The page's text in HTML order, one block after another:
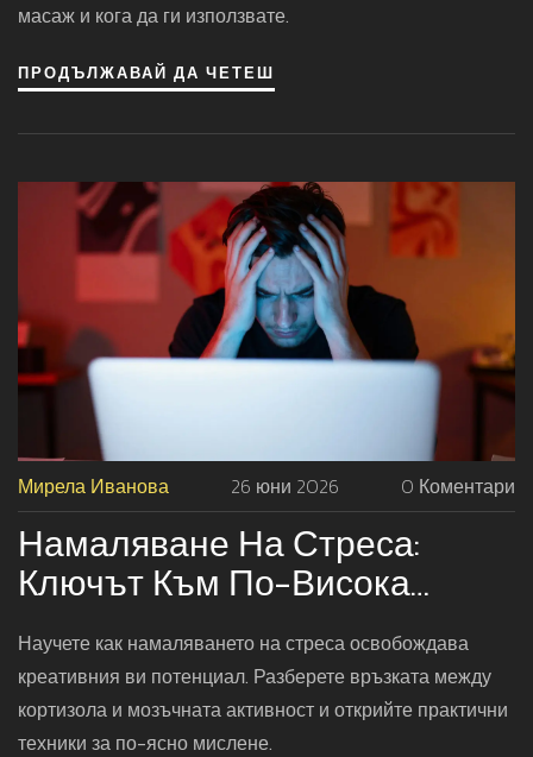
масаж и кога да ги използвате.
ПРОДЪЛЖАВАЙ ДА ЧЕТЕШ
Мирела Иванова 26 юни 2026 0 Коментари
Намаляване На Стреса:
Ключът Към По-Висока
Креативност И Ясна Мисъл
Научете как намаляването на стреса освобождава
креативния ви потенциал. Разберете връзката между
кортизола и мозъчната активност и открийте практични
техники за по-ясно мислене.